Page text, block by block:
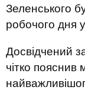
Зеленського
робочого дня
Досвідчений
чітко пояснив